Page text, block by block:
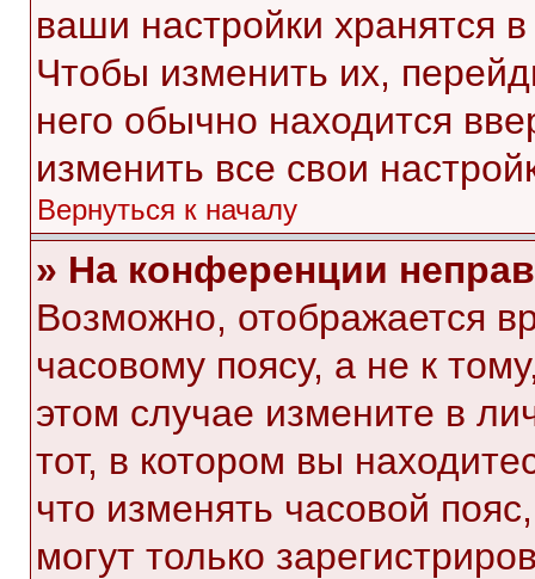
ваши настройки хранятся
Чтобы изменить их,
него обычно находится
изменить все свои
Вернуться к началу
» На конференции
Возможно, отображается
часовому поясу, а не к
этом случае измените в
тот, в котором вы
что изменять часовой
могут только